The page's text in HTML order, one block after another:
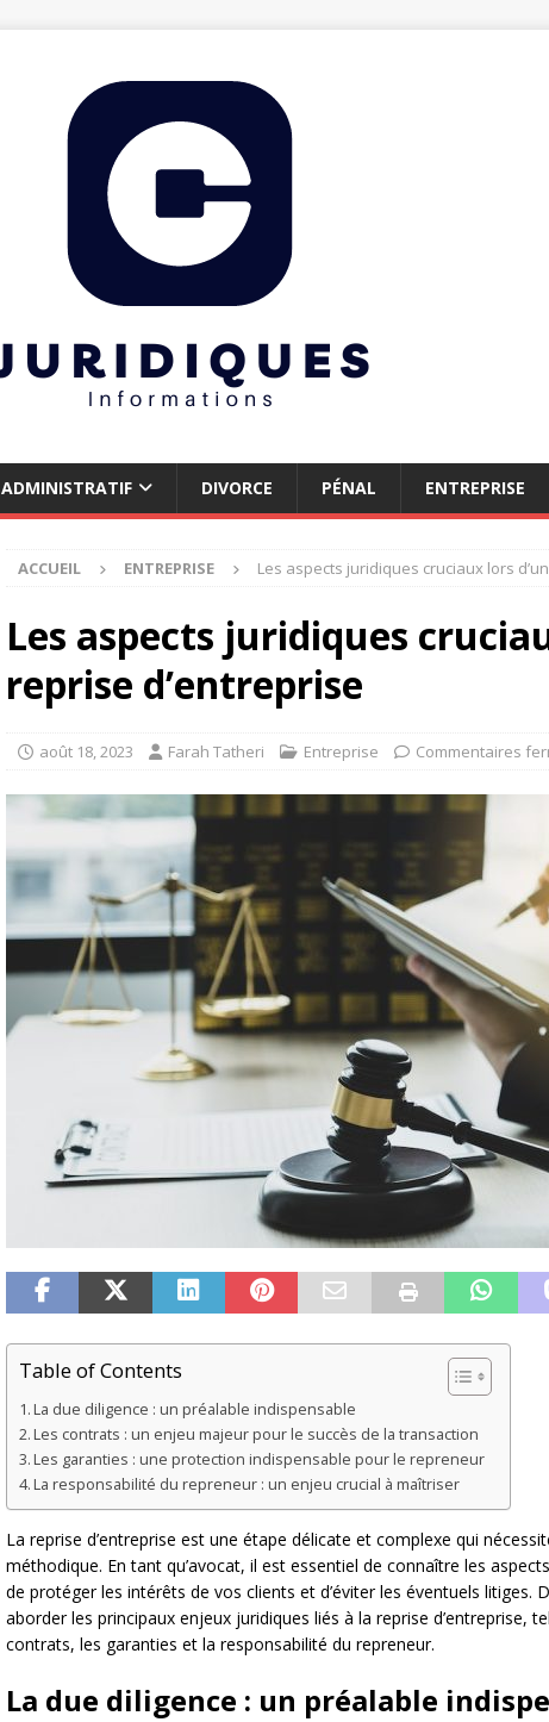
ADMINISTRATIF DIVORCE PÉNAL ENTREPRISE
ACCUEIL ENTREPRISE Les aspects juridiques cruciaux lors
Les aspects juridiques
reprise d’entreprise
août 18, 2023 Farah Tatheri Entreprise Commentaires
Table of Contents
La due diligence : un préalable indispensable
Les contrats : un enjeu majeur pour le succès de la transaction
Les garanties : une protection indispensable pour le repreneur
La responsabilité du repreneur : un enjeu crucial à maîtriser
La reprise d’entreprise est une étape délicate et complexe qui
méthodique. En tant qu’avocat, il est essentiel de connaître les
de protéger les intérêts de vos clients et d’éviter les éventuels litiges.
aborder les principaux enjeux juridiques liés à la reprise d’entreprise,
contrats, les garanties et la responsabilité du repreneur.
La due diligence : un préalable